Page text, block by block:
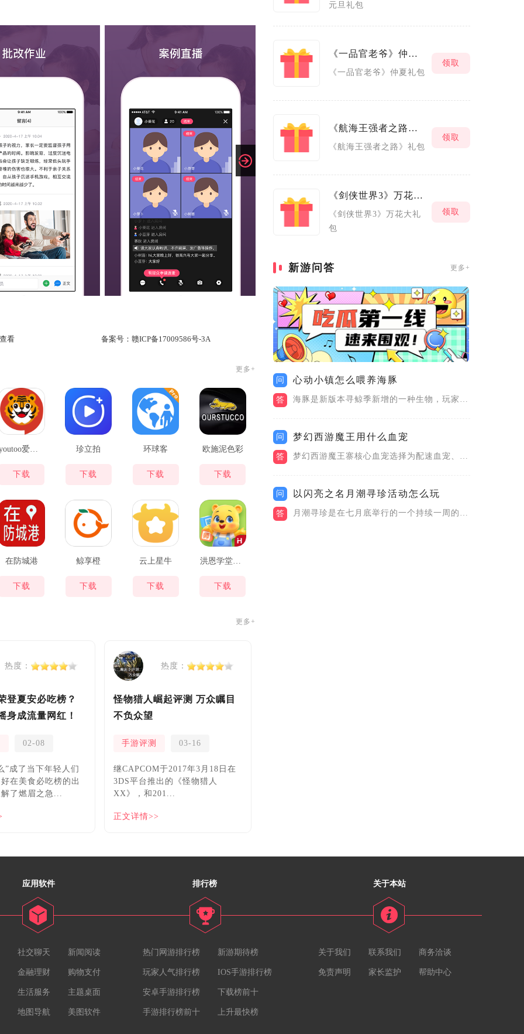
看 备案号： 赣ICP备17009586号-3A
更多+
youtoo爱听说
下载
珍立拍
下载
环球客
下载
欧施泥色彩
下载
在防城港
下载
鲸享橙
下载
云上星牛
下载
洪恩学堂教师端
下载
更多+
热度：
登夏安必吃榜？
身成流量网红！
02-08
”成了当下年轻人们
在美食必吃榜的出
了燃眉之急...
热度：
怪物猎人崛起评测 万众瞩目
不负众望
手游评测 03-16
继CAPCOM于2017年3月18日在
3DS平台推出的《怪物猎人
XX》，和201...
正文详情>>
元旦礼包
《一品官老爷》仲夏礼包
《一品官老爷》仲夏礼包
领取
《航海王强者之路》礼包
《航海王强者之路》礼包
领取
《剑侠世界3》万花大礼包
《剑侠世界3》万花大礼
包
领取
新游问答 更多+
问 心动小镇怎么喂养海豚
答 海豚是新版本寻鲸季新增的一种生物，玩家可以通过给海豚喂食来增...
问 梦幻西游魔王用什么血宠
答 梦幻西游魔王寨核心血宠选择为配速血宠、龟速血宠、血耐宠与法防...
问 以闪亮之名月潮寻珍活动怎么玩
答 月潮寻珍是在七月底举行的一个持续一周的活动，从7月26日开启...
应用软件
社交聊天 新闻阅读
金融理财 购物支付
生活服务 主题桌面
地图导航 美图软件
排行榜
热门网游排行榜 新游期待榜
玩家人气排行榜 IOS手游排行榜
安卓手游排行榜 下载榜前十
手游排行榜前十 上升最快榜
关于本站
关于我们 联系我们 商务洽谈
免责声明 家长监护 帮助中心